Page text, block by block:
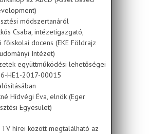
módszertanáról
Csaba, intézetigazgató,
főiskolai docens (EKE Földrajz
Intézet)
együttműködési lehetőségei
HE1-2017-00015
Hídvégi Éva, elnök (Eger
Egyesület)
hírei között megtalálható az